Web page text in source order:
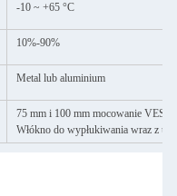
-10 ~ +65 °C
10%-90%
Metal lub aluminium
75 mm i 100 mm mocowanie
Włókno do wypłukiwania wraz z